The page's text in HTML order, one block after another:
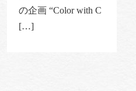
の企画 “Color with C
[…]